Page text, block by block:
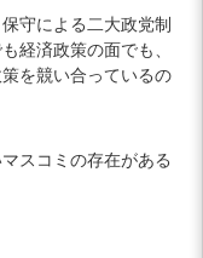
守による二大政党制
経済政策の面でも、
を競い合っているの
スコミの存在がある